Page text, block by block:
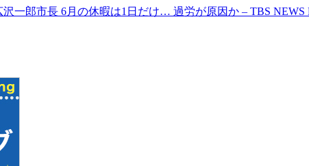
一郎市長 6月の休暇は1日だけ… 過労が原因か – TBS NEWS